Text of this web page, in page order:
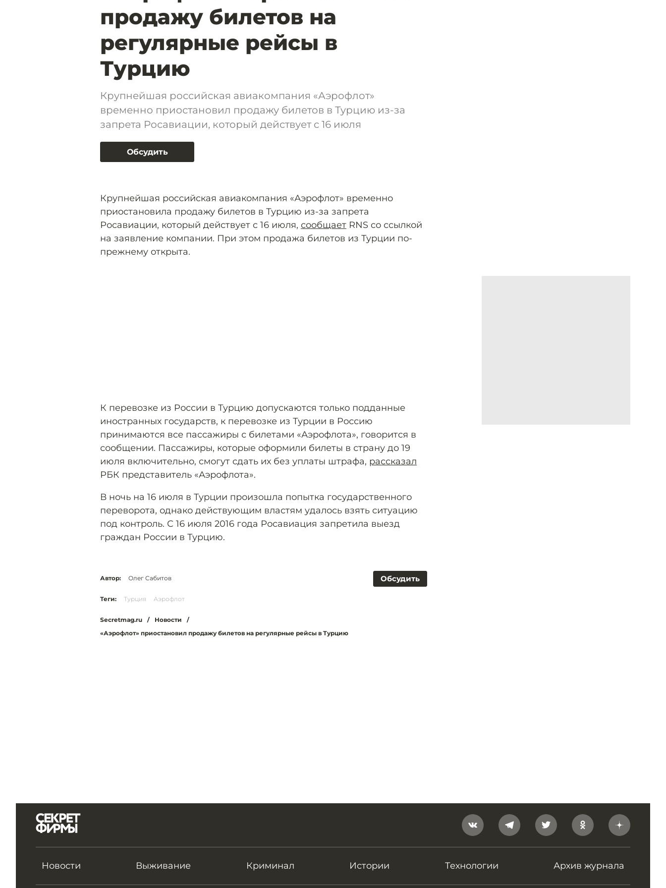
продажу билетов на
регулярные рейсы в
Турцию
Крупнейшая российская авиакомпания «Аэрофлот»
временно приостановил продажу билетов в Турцию из-за
запрета Росавиации, который действует с 16 июля
Обсудить
Крупнейшая российская авиакомпания «Аэрофлот» временно
приостановила продажу билетов в Турцию из-за запрета
Росавиации, который действует с 16 июля, сообщает RNS со ссылкой
на заявление компании. При этом продажа билетов из Турции по-
прежнему открыта.
К перевозке из России в Турцию допускаются только подданные
иностранных государств, к перевозке из Турции в Россию
принимаются все пассажиры с билетами «Аэрофлота», говорится в
сообщении. Пассажиры, которые оформили билеты в страну до 19
июля включительно, смогут сдать их без уплаты штрафа, рассказал
РБК представитель «Аэрофлота».
В ночь на 16 июля в Турции произошла попытка государственного
переворота, однако действующим властям удалось взять ситуацию
под контроль. С 16 июля 2016 года Росавиация запретила выезд
граждан России в Турцию.
Обсудить
Автор: Олег Сабитов
Теги: Турция Аэрофлот
Secretmag.ru / Новости
/
«Аэрофлот» приостановил продажу билетов на регулярные рейсы в Турцию
Новости Выживание Криминал Истории Технологии Архив журнала